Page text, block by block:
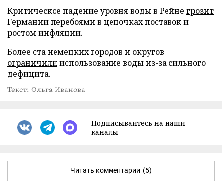
Критическое падение уровня воды в Рейне грозит
Германии перебоями в цепочках поставок и
ростом инфляции.
Более ста немецких городов и округов
ограничилииспользование воды из-за сильного
дефицита.
Текст: Ольга Иванова
Подписывайтесь на наши
каналы
Читать комментарии (5)